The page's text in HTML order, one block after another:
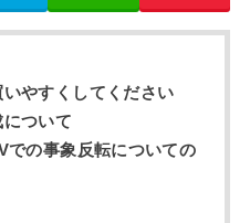
やすくしてください
ついて
での事象反転についての